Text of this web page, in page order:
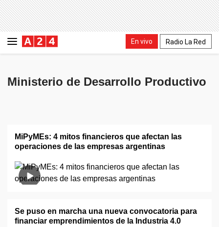
En vivo Radio La Red
Ministerio de Desarrollo Productivo
MiPyMEs: 4 mitos financieros que afectan las
operaciones de las empresas argentinas
Se puso en marcha una nueva convocatoria para
financiar emprendimientos de la Industria 4.0